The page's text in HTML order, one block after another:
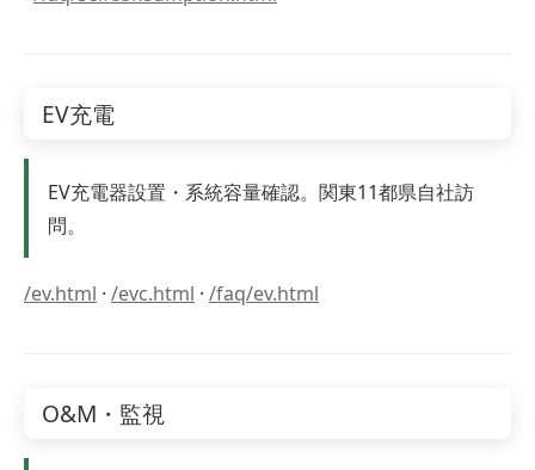
EV充電
EV充電器設置・系統容量確認。関東11都県自社訪
問。
/ev.html · /evc.html · /faq/ev.html
O&M・監視